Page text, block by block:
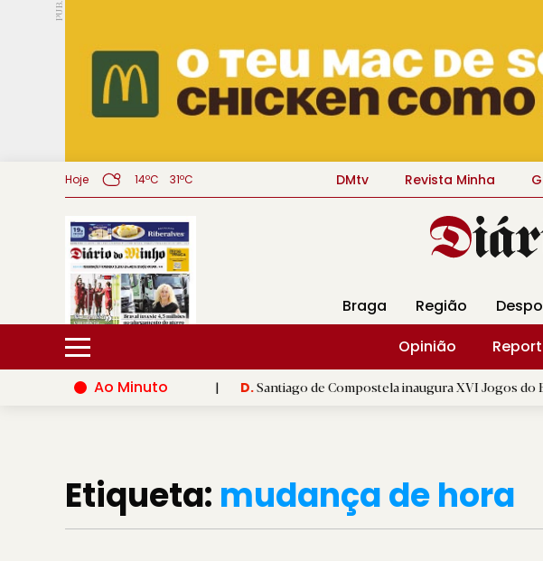
PUB.
Hoje 14ºC 31ºC DMtv Revista Minha
Braga Região
Opinião
Ao Minuto
mundo da moda | D.Santiago de Compostela inaugura XVI Jogos do Eixo Atlântico
Etiqueta: mudança de hora